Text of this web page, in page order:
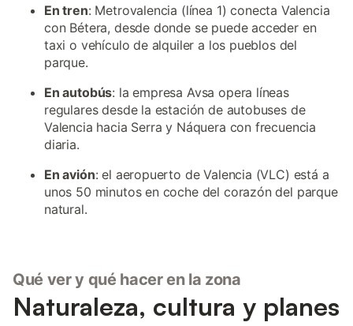
En tren: Metrovalencia (línea 1) conecta Valencia
con Bétera, desde donde se puede acceder en
taxi o vehículo de alquiler a los pueblos del
parque.
En autobús: la empresa Avsa opera líneas
regulares desde la estación de autobuses de
Valencia hacia Serra y Náquera con frecuencia
diaria.
En avión: el aeropuerto de Valencia (VLC) está a
unos 50 minutos en coche del corazón del parque
natural.
Qué ver y qué hacer en la zona
Naturaleza, cultura y planes